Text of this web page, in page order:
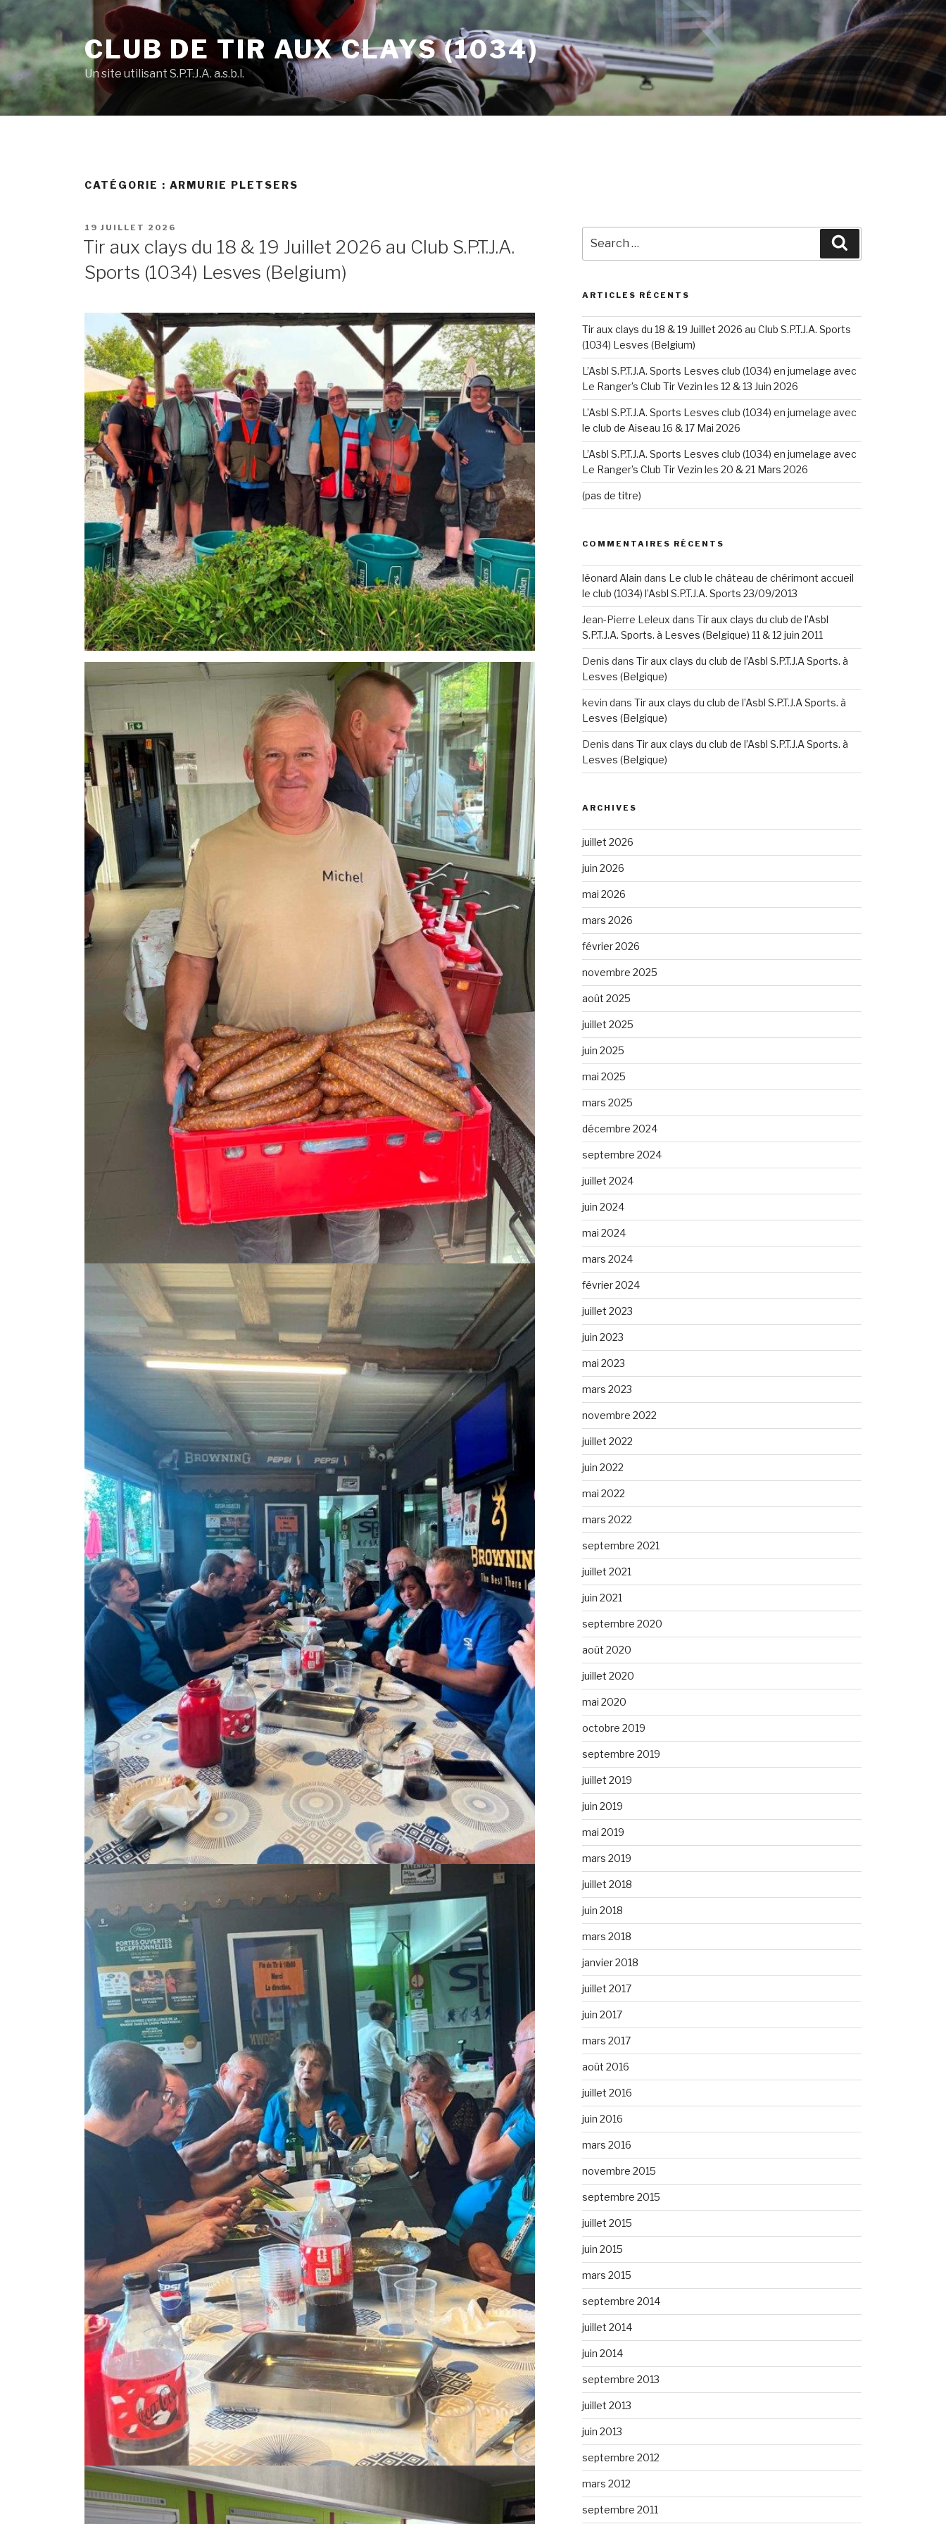
Skip
content
CLUB DE TIR AUX CLAYS (1034)
Un site utilisant S.P.T.J.A. a.s.b.l.
CATÉGORIE : ARMURIE PLETSERS
POSTED
19 JUILLET 2026
Tir aux clays du 18 & 19 Juillet 2026 au Club S.P.T.J.A.
Sports (1034) Lesves (Belgium)
for:
ARTICLES RÉCENTS
Tir aux clays du 18 & 19 Juillet 2026 au Club S.P.T.J.A. Sports
(1034) Lesves (Belgium)
L’Asbl S.P.T.J.A. Sports Lesves club (1034) en jumelage avec
Le Ranger’s Club Tir Vezin les 12 & 13 Juin 2026
L’Asbl S.P.T.J.A. Sports Lesves club (1034) en jumelage avec
le club de Aiseau 16 & 17 Mai 2026
L’Asbl S.P.T.J.A. Sports Lesves club (1034) en jumelage avec
Le Ranger’s Club Tir Vezin les 20 & 21 Mars 2026
(pas de titre)
COMMENTAIRES RÉCENTS
léonard Alain dans Le club le château de chérimont accueil
le club (1034) l’Asbl S.P.T.J.A. Sports 23/09/2013
Jean-Pierre Leleux dans Tir aux clays du club de l’Asbl
S.P.T.J.A. Sports. à Lesves (Belgique) 11 & 12 juin 2011
Denis dans Tir aux clays du club de l’Asbl S.P.T.J.A Sports. à
Lesves (Belgique)
kevin dans Tir aux clays du club de l’Asbl S.P.T.J.A Sports. à
Lesves (Belgique)
Denis dans Tir aux clays du club de l’Asbl S.P.T.J.A Sports. à
Lesves (Belgique)
ARCHIVES
juillet 2026
juin 2026
mai 2026
mars 2026
février 2026
novembre 2025
août 2025
juillet 2025
juin 2025
mai 2025
mars 2025
décembre 2024
septembre 2024
juillet 2024
juin 2024
mai 2024
mars 2024
février 2024
juillet 2023
juin 2023
mai 2023
mars 2023
novembre 2022
juillet 2022
juin 2022
mai 2022
mars 2022
septembre 2021
juillet 2021
juin 2021
septembre 2020
août 2020
juillet 2020
mai 2020
octobre 2019
septembre 2019
juillet 2019
juin 2019
mai 2019
mars 2019
juillet 2018
juin 2018
mars 2018
janvier 2018
juillet 2017
juin 2017
mars 2017
août 2016
juillet 2016
juin 2016
mars 2016
novembre 2015
septembre 2015
juillet 2015
juin 2015
mars 2015
septembre 2014
juillet 2014
juin 2014
septembre 2013
juillet 2013
juin 2013
septembre 2012
mars 2012
septembre 2011